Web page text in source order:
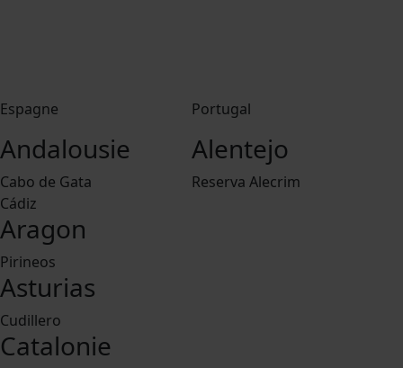
Espagne
Andalousie
Cabo de Gata
Cádiz
Aragon
Pirineos
Asturias
Cudillero
Catalonie
Portugal
Alentejo
Reserva Alecrim